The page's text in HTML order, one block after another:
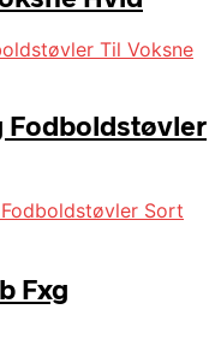
Fodboldstøvler
Fxg